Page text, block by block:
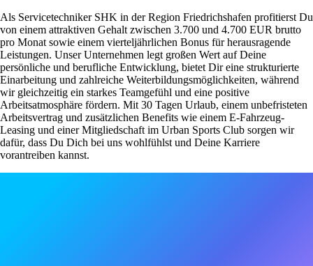
Als Servicetechniker SHK in der Region Friedrichshafen profitierst Du
von einem attraktiven Gehalt zwischen 3.700 und 4.700 EUR brutto
pro Monat sowie einem vierteljährlichen Bonus für herausragende
Leistungen. Unser Unternehmen legt großen Wert auf Deine
persönliche und berufliche Entwicklung, bietet Dir eine strukturierte
Einarbeitung und zahlreiche Weiterbildungsmöglichkeiten, während
wir gleichzeitig ein starkes Teamgefühl und eine positive
Arbeitsatmosphäre fördern. Mit 30 Tagen Urlaub, einem unbefristeten
Arbeitsvertrag und zusätzlichen Benefits wie einem E-Fahrzeug-
Leasing und einer Mitgliedschaft im Urban Sports Club sorgen wir
dafür, dass Du Dich bei uns wohlfühlst und Deine Karriere
vorantreiben kannst.